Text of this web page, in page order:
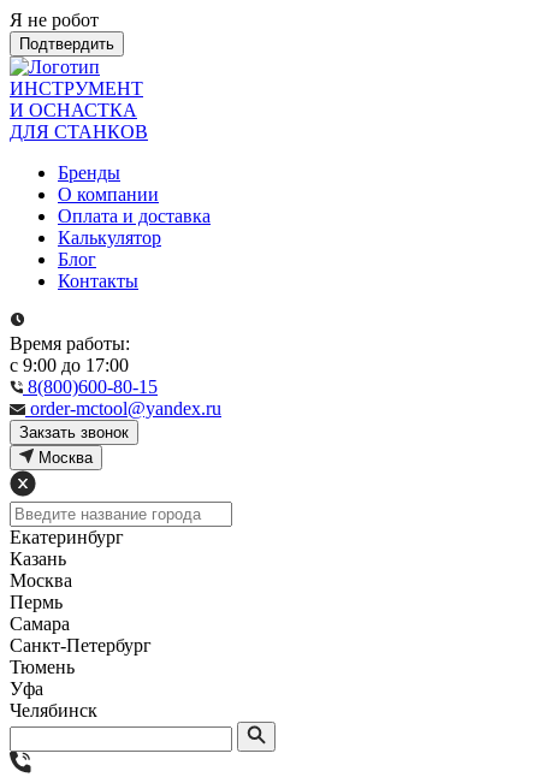
Я не робот
Подтвердить
ИНСТРУМЕНТ
И ОСНАСТКА
ДЛЯ СТАНКОВ
Бренды
О компании
Оплата и доставка
Калькулятор
Блог
Контакты
Время работы:
с 9:00 до 17:00
8(800)600-80-15
order-mctool@yandex.ru
Закзать звонок
Москва
Екатеринбург
Казань
Москва
Пермь
Самара
Санкт-Петербург
Тюмень
Уфа
Челябинск